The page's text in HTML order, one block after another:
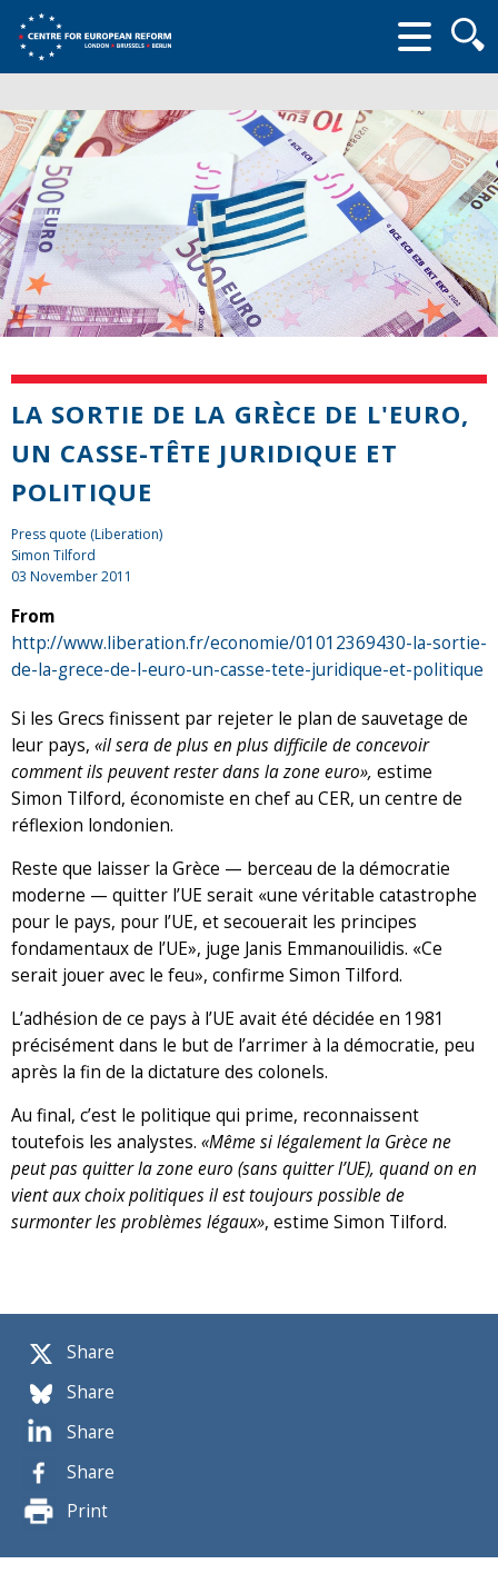
form
Share
Share
Share
Share
Print
LA SORTIE DE LA GRÈCE DE L'EURO,
UN CASSE-TÊTE JURIDIQUE ET
POLITIQUE
Press quote (Liberation)
Simon Tilford
03 November 2011
From
http://www.liberation.fr/economie/01012369430-la-sortie-
de-la-grece-de-l-euro-un-casse-tete-juridique-et-politique
Si les Grecs finissent par rejeter le plan de sauvetage de
leur pays, «il sera de plus en plus difficile de concevoir
comment ils peuvent rester dans la zone euro», estime
Simon Tilford, économiste en chef au CER, un centre de
réflexion londonien.
Reste que laisser la Grèce — berceau de la démocratie
moderne — quitter l’UE serait «une véritable catastrophe
pour le pays, pour l’UE, et secouerait les principes
fondamentaux de l’UE», juge Janis Emmanouilidis. «Ce
serait jouer avec le feu», confirme Simon Tilford.
L’adhésion de ce pays à l’UE avait été décidée en 1981
précisément dans le but de l’arrimer à la démocratie, peu
après la fin de la dictature des colonels.
Au final, c’est le politique qui prime, reconnaissent
toutefois les analystes. «Même si légalement la Grèce ne
peut pas quitter la zone euro (sans quitter l’UE), quand on en
vient aux choix politiques il est toujours possible de
surmonter les problèmes légaux», estime Simon Tilford.